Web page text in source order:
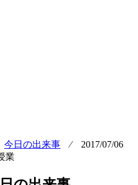
今日の出来事 ⁄ 2017/07/06
業